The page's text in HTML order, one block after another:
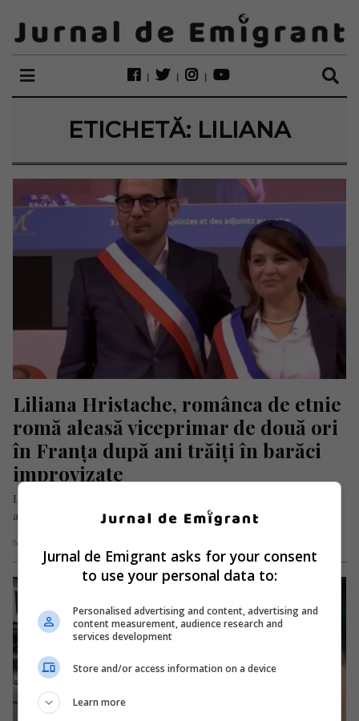
ETICHETĂ: LILIANA
Liliana Hristache, românca de etnie
romă aleasă viceprimar de două ori
în Franța după ani trăiți în barăci
improvizate
Liliana Hristache, o româncă de etnie romă în vârstă de 47 de
ani, stabilită în Franța de peste două decenii,…
Scris de Mihai Diaconu
Jurnal de Emigrant asks for your consent
to use your personal data to:
Personalised advertising and content, advertising and
content measurement, audience research and
services development
Store and/or access information on a device
Learn more